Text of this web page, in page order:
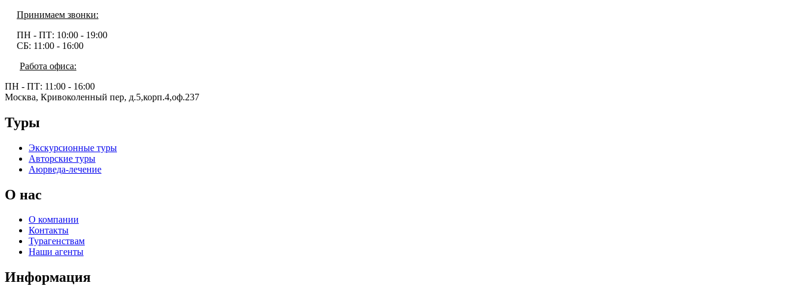
Принимаем звонки:
ПН - ПТ: 10:00 - 19:00
СБ: 11:00 - 16:00
Работа офиса:
ПН - ПТ: 11:00 - 16:00
Москва, Кривоколенный пер, д.5,корп.4,оф.237
Туры
Экскурсионные туры
Авторские туры
Аюрведа-лечение
О нас
О компании
Контакты
Турагенствам
Наши агенты
Информация